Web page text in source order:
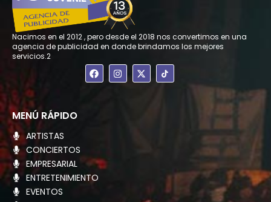
Nacimos en el 2012 , pero desde el 2018 nos convertimos en una
agencia de publicidad en donde brindamos los mejores
servicios.2
F
a
c
I
n
s
X
-
t
MENÚ RÁPIDO
ARTISTAS
CONCIERTOS
EMPRESARIAL
ENTRETENIMIENTO
EVENTOS